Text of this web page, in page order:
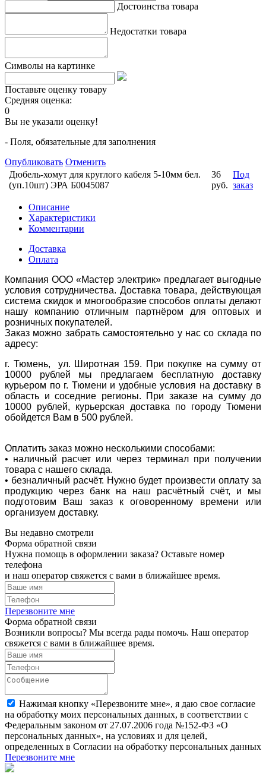
Достоинства товара
Недостатки товара
Символы на картинке
Поставьте оценку товару
Средняя оценка:
0
Вы не указали оценку!
- Поля, обязательные для заполнения
Опубликовать Отменить
Дюбель-хомут для круглого кабеля 5-10мм бел.
(уп.10шт) ЭРА Б0045087
36
руб.
Под
заказ
Описание
Характеристики
Комментарии
Доставка
Оплата
Компания ООО «Мастер электрик» предлагает выгодные
условия сотрудничества. Доставка товара, действующая
система скидок и многообразие способов оплаты делают
нашу компанию отличным партнёром для оптовых и
розничных покупателей.
Заказ можно забрать самостоятельно у нас со склада по
адресу:
г. Тюмень, ул. Широтная 159. При покупке на сумму от
10000 рублей мы предлагаем бесплатную доставку
курьером по г. Тюмени и удобные условия на доставку в
область и соседние регионы. При заказе на сумму до
10000 рублей, курьерская доставка по городу Тюмени
обойдется Вам в 500 рублей.
Оплатить заказ можно несколькими способами:
• наличный расчет или через терминал при получении
товара с нашего склада.
• безналичный расчёт. Нужно будет произвести оплату за
продукцию через банк на наш расчётный счёт, и мы
подготовим Ваш заказ к оговоренному времени или
организуем доставку.
Вы недавно смотрели
Форма обратной связи
Нужна помощь в оформлении заказа? Оставьте номер
телефона
и наш оператор свяжется с вами в ближайшее время.
Перезвоните мне
Форма обратной связи
Возникли вопросы? Мы всегда рады помочь. Наш оператор
свяжется с вами в ближайшее время.
Нажимая кнопку «Перезвоните мне», я даю свое согласие
на обработку моих персональных данных, в соответствии с
Федеральным законом от 27.07.2006 года №152-ФЗ «О
персональных данных», на условиях и для целей,
определенных в Согласии на обработку персональных данных
Перезвоните мне